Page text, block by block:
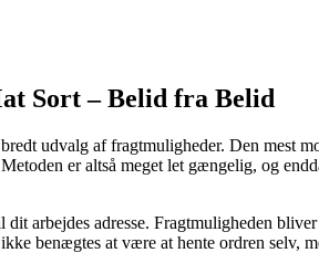
Sort – Belid fra Belid
udvalg af fragtmuligheder. Den mest
er altså meget let gængelig, og
arbejdes adresse. Fragtmuligheden
benægtes at være at hente ordren selv,